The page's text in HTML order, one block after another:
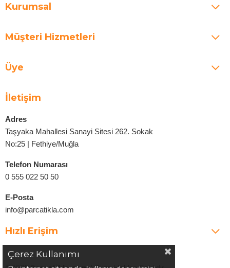
Kurumsal
Müşteri Hizmetleri
Üye
İletişim
Adres
Taşyaka Mahallesi Sanayi Sitesi 262. Sokak
No:25 | Fethiye/Muğla
Telefon Numarası
0 555 022 50 50
E-Posta
info@parcatikla.com
Hızlı Erişim
Çerez Kullanımı